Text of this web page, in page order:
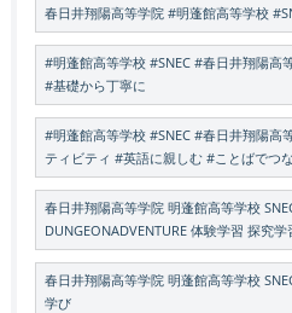
春日井翔陽高等学院 #明蓬館高等学校
#明蓬館高等学校 #SNEC #春日井翔陽高
#基礎から丁寧に
#明蓬館高等学校 #SNEC #春日井翔陽高
ティビティ #英語に親しむ #ことばでつ
春日井翔陽高等学院 明蓬館高等学校
DUNGEONADVENTURE 体験学習 探究学
春日井翔陽高等学院 明蓬館高等学校
学び